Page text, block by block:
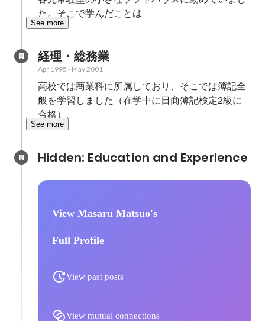
た。そこで学んだことは
See more
経理・総務業
Apr 1995 - May 2001
高校では商業科に所属しており、そこでは簿記全
般を学習しました（在学中に日商簿記検定2級に
合格）。
See more
View Masaru Matsuo's
Full Profile
View past posts
View mutual connections